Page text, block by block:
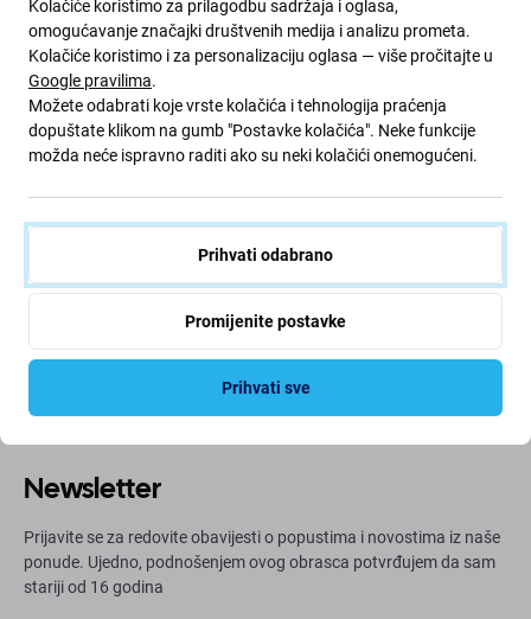
Zeleni put
Neprestano poboljšavamo svoj ugljični otisak kako bismo
zaštitili naš planet. Pročitajte više o tome kako
prilagođavamo naše procese kako bismo smanjili naš
Newsletter
Prijavite se za redovite obavijesti o popustima i novostima iz naše
ponude. Ujedno, podnošenjem ovog obrasca potvrđujem da sam
stariji od 16 godina
Kolačiće koristimo za prilagodbu sadržaja i oglasa,
omogućavanje značajki društvenih medija i analizu prometa.
Kolačiće koristimo i za personalizaciju oglasa — više pročitajte u
Google pravilima.
Možete odabrati koje vrste kolačića i tehnologija praćenja
dopuštate klikom na gumb "Postavke kolačića". Neke funkcije
možda neće ispravno raditi ako su neki kolačići onemogućeni.
Prihvati odabrano
Promijenite postavke
Prihvati sve